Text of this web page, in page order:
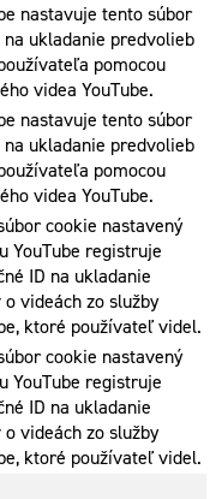
nastavuje tento súbor
ukladanie predvolieb
pomocou
videa YouTube.
nastavuje tento súbor
ukladanie predvolieb
pomocou
videa YouTube.
cookie nastavený
YouTube registruje
ID na ukladanie
o videách zo služby
ktoré používateľ videl.
cookie nastavený
YouTube registruje
ID na ukladanie
o videách zo služby
ktoré používateľ videl.